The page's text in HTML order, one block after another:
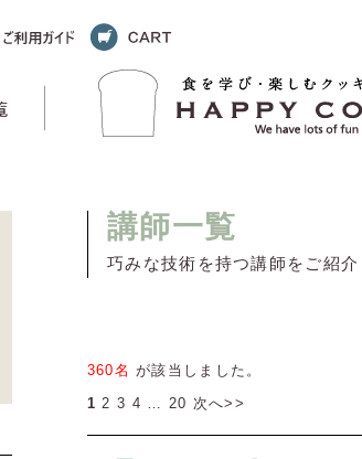
講師一覧
巧みな技術を持つ講師をご紹介
360名 が該当しました。
1 2 3 4 … 20 次へ>>